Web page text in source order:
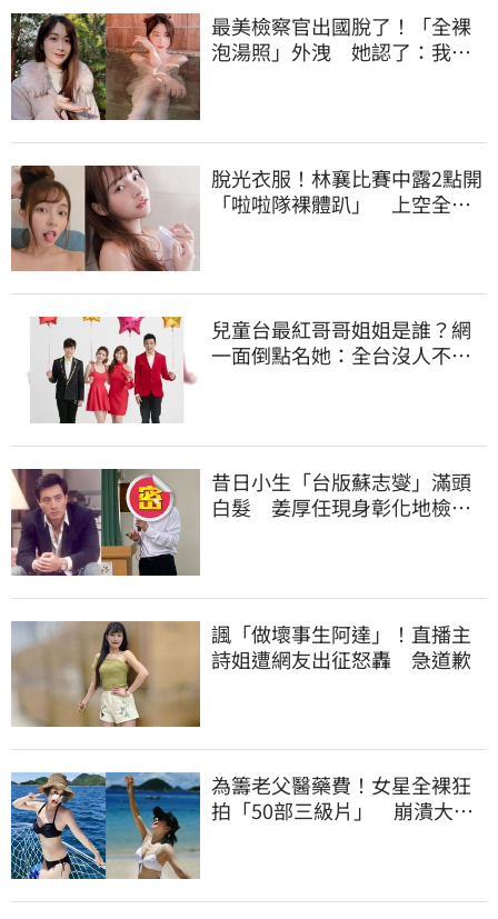
最美檢察官出國脫了！「全裸
泡湯照」外洩 她認了：我一
脫光衣服！林襄比賽中露2點開
「啦啦隊裸體趴」 上空全裸
兒童台最紅哥哥姐姐是誰？網
一面倒點名她：全台沒人不認
昔日小生「台版蘇志燮」滿頭
白髮 姜厚任現身彰化地檢
諷「做壞事生阿達」！直播主
詩姐遭網友出征怒轟 急道歉
為籌老父醫藥費！女星全裸狂
拍「50部三級片」 崩潰大